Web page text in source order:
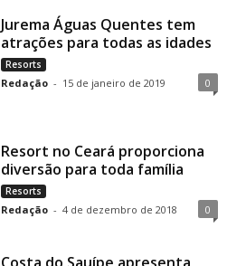
Jurema Águas Quentes tem
atrações para todas as idades
Resorts
Redação - 15 de janeiro de 2019 0
Resort no Ceará proporciona
diversão para toda família
Resorts
Redação - 4 de dezembro de 2018 0